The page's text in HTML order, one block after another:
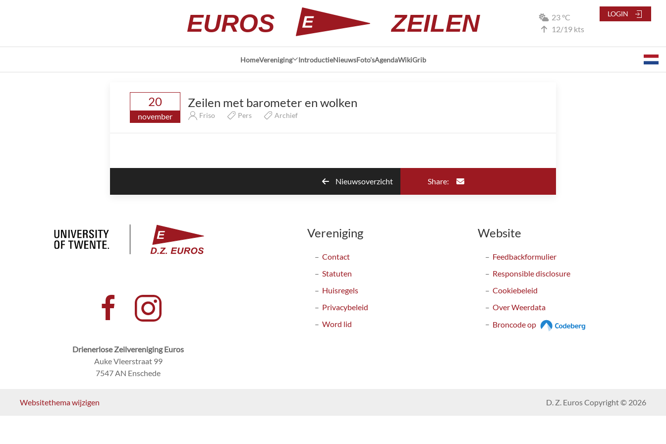
23 °C
12/19 kts
EUROS ZEILEN
HomeVereniging IntroductieNieuwsFoto'sAgendaWikiGrib
LOGIN
20
november
Zeilen met barometer en wolken
Friso Pers Archief
Nieuwsoverzicht Share:
Drienerlose Zeilvereniging Euros
Auke Vleerstraat 99
7547 AN Enschede
Vereniging
Contact
Statuten
Huisregels
Privacybeleid
Word lid
Website
Feedbackformulier
Responsible disclosure
Cookiebeleid
Over Weerdata
Broncode op
Websitethema wijzigen D. Z. Euros Copyright © 2026